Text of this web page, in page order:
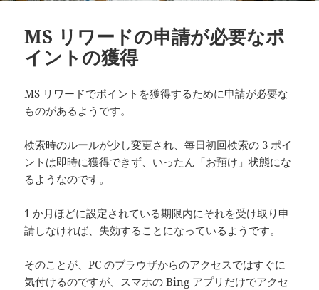
MS リワードの申請が必要なポ
イントの獲得
MS リワードでポイントを獲得するために申請が必要な
ものがあるようです。
検索時のルールが少し変更され、毎日初回検索の 3 ポイ
ントは即時に獲得できず、いったん「お預け」状態にな
るようなのです。
1 か月ほどに設定されている期限内にそれを受け取り申
請しなければ、失効することになっているようです。
そのことが、PC のブラウザからのアクセスではすぐに
気付けるのですが、スマホの Bing アプリだけでアクセ